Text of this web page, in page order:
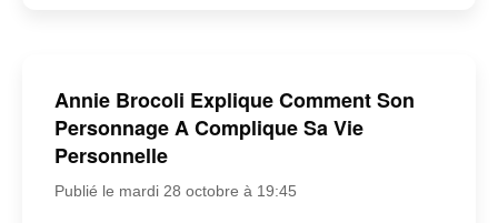
Annie Brocoli Explique Comment Son
Personnage A Complique Sa Vie
Personnelle
Publié le mardi 28 octobre à 19:45